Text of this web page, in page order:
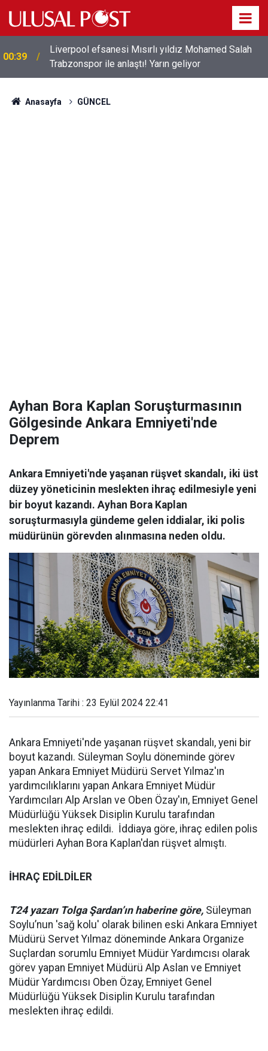
00:39
Liverpool efsanesi Mısırlı yıldız Mohamed Salah
Trabzonspor ile anlaştı! Yarın geliyor
Anasayfa GÜNCEL
Ayhan Bora Kaplan Soruşturmasının
Gölgesinde Ankara Emniyeti'nde
Deprem
Ankara Emniyeti'nde yaşanan rüşvet skandalı, iki üst
düzey yöneticinin meslekten ihraç edilmesiyle yeni
bir boyut kazandı. Ayhan Bora Kaplan
soruşturmasıyla gündeme gelen iddialar, iki polis
müdürünün görevden alınmasına neden oldu.
Yayınlanma Tarihi : 23 Eylül 2024 22:41
Ankara Emniyeti'nde yaşanan rüşvet skandalı, yeni bir
boyut kazandı. Süleyman Soylu döneminde görev
yapan Ankara Emniyet Müdürü Servet Yılmaz'ın
yardımcılıklarını yapan Ankara Emniyet Müdür
Yardımcıları Alp Arslan ve Oben Özay'ın, Emniyet Genel
Müdürlüğü Yüksek Disiplin Kurulu tarafından
meslekten ihraç edildi. İddiaya göre, ihraç edilen polis
müdürleri Ayhan Bora Kaplan'dan rüşvet almıştı.
İHRAÇ EDİLDİLER
T24 yazarı Tolga Şardan’ın haberine göre, Süleyman
Soylu’nun 'sağ kolu' olarak bilinen eski Ankara Emniyet
Müdürü Servet Yılmaz döneminde Ankara Organize
Suçlardan sorumlu Emniyet Müdür Yardımcısı olarak
görev yapan Emniyet Müdürü Alp Aslan ve Emniyet
Müdür Yardımcısı Oben Özay, Emniyet Genel
Müdürlüğü Yüksek Disiplin Kurulu tarafından
meslekten ihraç edildi.